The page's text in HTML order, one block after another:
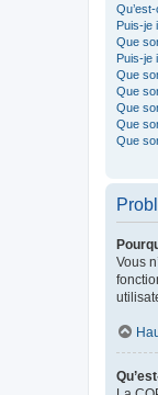
Puis-je
Que
Puis-je
Que
Que
Que
Que
Que
Vous